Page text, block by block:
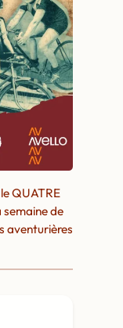
QUATRE
semaine de
aventurières